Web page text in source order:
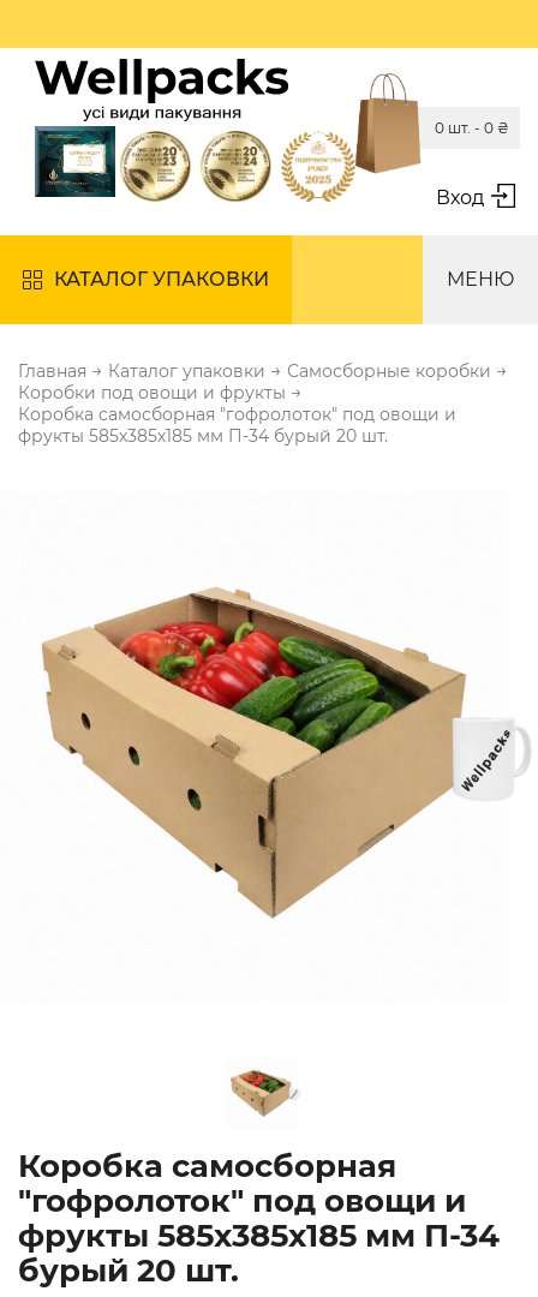
Вход
0 шт. - 0 ₴
КАТАЛОГ УПАКОВКИ МЕНЮ
Главная → Каталог упаковки → Самосборные коробки →
Коробки под овощи и фрукты →
Коробка самосборная "гофролоток" под овощи и
фрукты 585х385х185 мм П-34 бурый 20 шт.
Коробка самосборная
"гофролоток" под овощи и
фрукты 585х385х185 мм П-34
бурый 20 шт.